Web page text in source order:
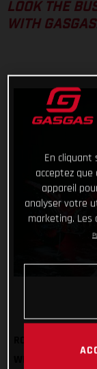
LOOK THE
WITH
En cliquant
acceptez
appareil
analyser votre
marketing.